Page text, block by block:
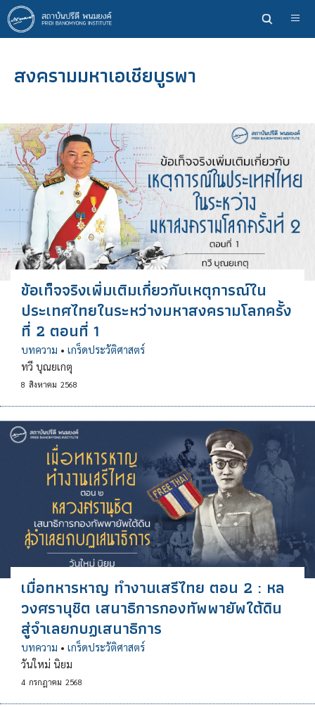
ข้าม
ไป
ยัง
หลักสงครามมหาเอเชียบูรพา
ข้อเท็จจริงเพิ่มเติมเกี่ยวกับเหตุการณ์ใน
ประเทศไทยในระหว่างมหาสงครามโลกครั้ง
ที่ 2 ตอนที่ 1
บทความ • เกร็ดประวัติศาสตร์
ทวี บุณยเกตุ
8 สิงหาคม 2568
เมื่อทหารหาญ ทำงานเสรีไทย ตอน 2 : หล
วงศรานุชิต เสนาธิการกองทัพพายัพใต้ดิน
สู่จำเลยกบฏเสนาธิการ
บทความ • เกร็ดประวัติศาสตร์
วันใหม่ นิยม
4 กรกฎาคม 2568